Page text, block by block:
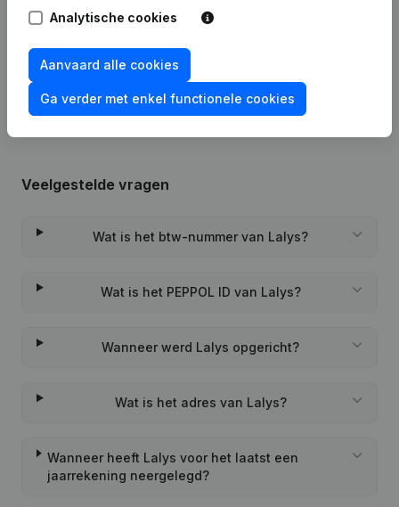
Ontslagnemingen - Benoemingen
31-10-2023
Rubriek Oprichting (Nieuwe
Rechtspersoon, Opening Bijkantoor,
enz...)
Veelgestelde vragen
Wat is het btw-nummer van Lalys?
Wat is het PEPPOL ID van Lalys?
Wanneer werd Lalys opgericht?
Wat is het adres van Lalys?
Wanneer heeft Lalys voor het laatst een
jaarrekening neergelegd?
Analytische cookies
Aanvaard alle cookies
Ga verder met enkel functionele cookies